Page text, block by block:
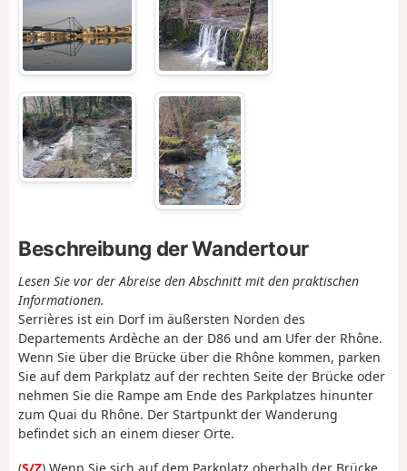
Beschreibung der Wandertour
Lesen Sie vor der Abreise den Abschnitt mit den praktischen
Informationen.
Serrières ist ein Dorf im äußersten Norden des
Departements Ardèche an der D86 und am Ufer der Rhône.
Wenn Sie über die Brücke über die Rhône kommen, parken
Sie auf dem Parkplatz auf der rechten Seite der Brücke oder
nehmen Sie die Rampe am Ende des Parkplatzes hinunter
zum Quai du Rhône. Der Startpunkt der Wanderung
befindet sich an einem dieser Orte.